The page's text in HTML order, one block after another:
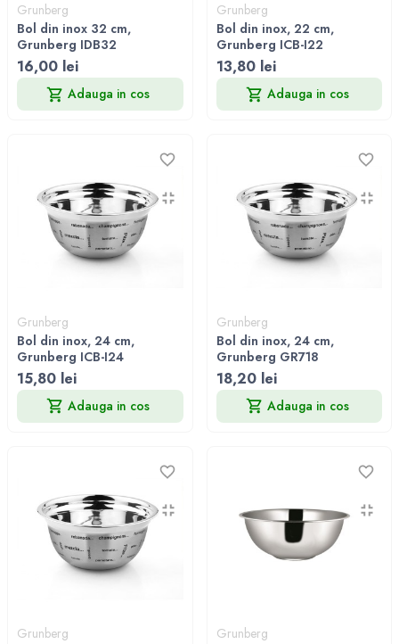
Grunberg
Bol din inox 32 cm,
Grunberg IDB32
16,00 lei
Adauga in cos
Grunberg
Bol din inox, 22 cm,
Grunberg ICB-I22
13,80 lei
Adauga in cos
Grunberg
Bol din inox, 24 cm,
Grunberg ICB-I24
15,80 lei
Adauga in cos
Grunberg
Bol din inox, 24 cm,
Grunberg GR718
18,20 lei
Adauga in cos
Grunberg
Grunberg